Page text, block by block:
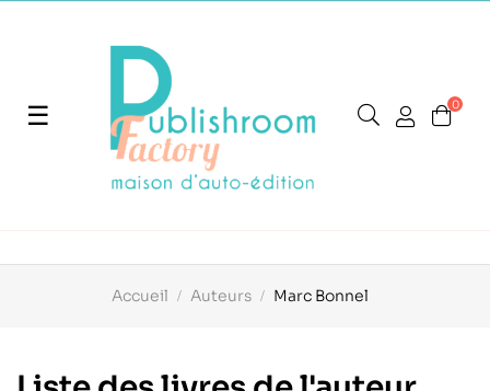
Basculer
navigation
☰ 0
Accueil Auteurs Marc Bonnel